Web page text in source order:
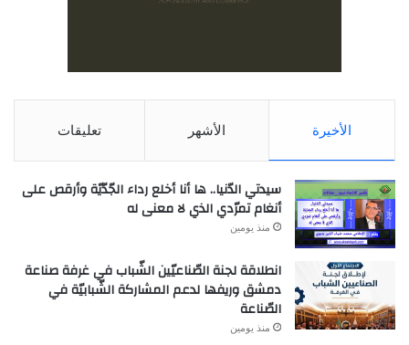
الأخيرة الأشهر تعليقات
سيدتي الدّنيا.. ها أنا أخلع رداء الجّدّيّة وأرقص على
أنغام تمرّدي الذي لا معنى له
منذ يومين
انطلاقة لجنة الصّناعيّين الشّباب في غرفة صناعة
دمشق وريفها لدعم المشاركة الشّبابيّة في
الصّناعة
منذ يومين